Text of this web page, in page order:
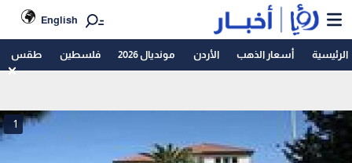
English
الرئيسية أسعار الذهب الأردن مونديال 2026 فلسطين طقس
1